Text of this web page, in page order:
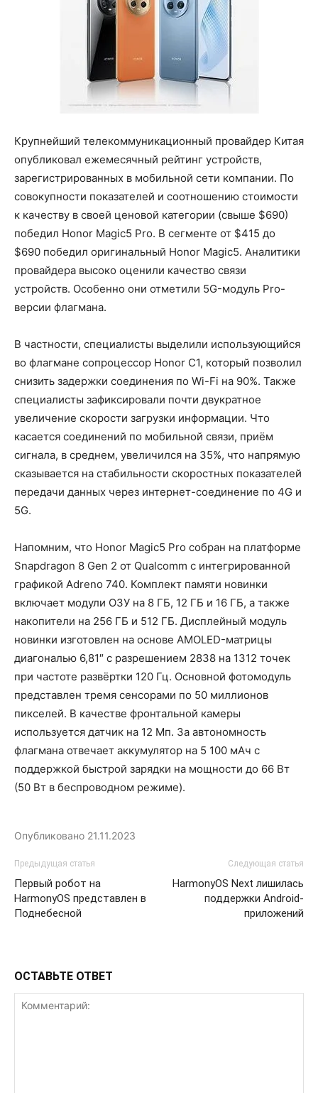
Крупнейший телекоммуникационный провайдер Китая
опубликовал ежемесячный рейтинг устройств,
зарегистрированных в мобильной сети компании. По
совокупности показателей и соотношению стоимости
к качеству в своей ценовой категории (свыше $690)
победил Honor Magic5 Pro. В сегменте от $415 до
$690 победил оригинальный Honor Magic5. Аналитики
провайдера высоко оценили качество связи
устройств. Особенно они отметили 5G-модуль Pro-
версии флагмана.
В частности, специалисты выделили использующийся
во флагмане сопроцессор Honor C1, который позволил
снизить задержки соединения по Wi-Fi на 90%. Также
специалисты зафиксировали почти двукратное
увеличение скорости загрузки информации. Что
касается соединений по мобильной связи, приём
сигнала, в среднем, увеличился на 35%, что напрямую
сказывается на стабильности скоростных показателей
передачи данных через интернет-соединение по 4G и
5G.
Напомним, что Honor Magic5 Pro собран на платформе
Snapdragon 8 Gen 2 от Qualcomm с интегрированной
графикой Adreno 740. Комплект памяти новинки
включает модули ОЗУ на 8 ГБ, 12 ГБ и 16 ГБ, а также
накопители на 256 ГБ и 512 ГБ. Дисплейный модуль
новинки изготовлен на основе AMOLED-матрицы
диагональю 6,81″ с разрешением 2838 на 1312 точек
при частоте развёртки 120 Гц. Основной фотомодуль
представлен тремя сенсорами по 50 миллионов
пикселей. В качестве фронтальной камеры
используется датчик на 12 Мп. За автономность
флагмана отвечает аккумулятор на 5 100 мАч с
поддержкой быстрой зарядки на мощности до 66 Вт
(50 Вт в беспроводном режиме).
Опубликовано 21.11.2023
Предыдущая статья
Первый робот на
HarmonyOS представлен в
Поднебесной
Следующая статья
HarmonyOS Next лишилась
поддержки Android-
приложений
ОСТАВЬТЕ ОТВЕТ